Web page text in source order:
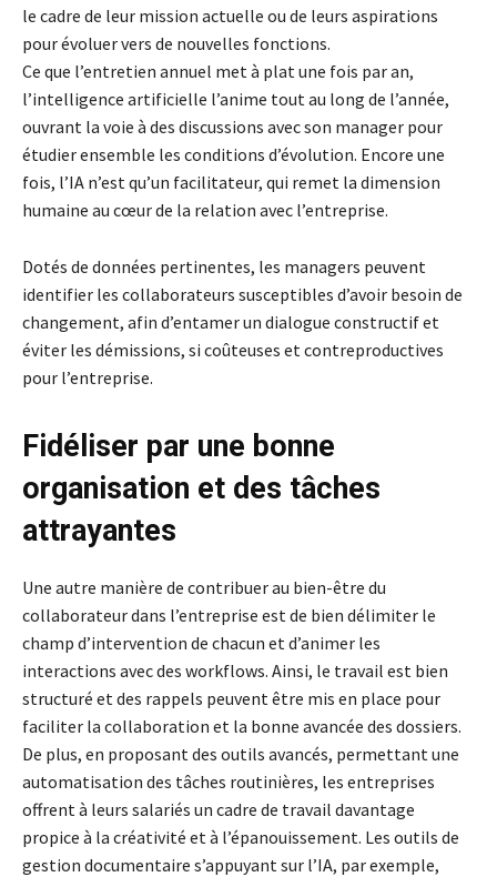
le cadre de leur mission actuelle ou de leurs aspirations
pour évoluer vers de nouvelles fonctions.
Ce que l’entretien annuel met à plat une fois par an,
l’intelligence artificielle l’anime tout au long de l’année,
ouvrant la voie à des discussions avec son manager pour
étudier ensemble les conditions d’évolution. Encore une
fois, l’IA n’est qu’un facilitateur, qui remet la dimension
humaine au cœur de la relation avec l’entreprise.
Dotés de données pertinentes, les managers peuvent
identifier les collaborateurs susceptibles d’avoir besoin de
changement, afin d’entamer un dialogue constructif et
éviter les démissions, si coûteuses et contreproductives
pour l’entreprise.
Fidéliser par une bonne
organisation et des tâches
attrayantes
Une autre manière de contribuer au bien-être du
collaborateur dans l’entreprise est de bien délimiter le
champ d’intervention de chacun et d’animer les
interactions avec des workflows. Ainsi, le travail est bien
structuré et des rappels peuvent être mis en place pour
faciliter la collaboration et la bonne avancée des dossiers.
De plus, en proposant des outils avancés, permettant une
automatisation des tâches routinières, les entreprises
offrent à leurs salariés un cadre de travail davantage
propice à la créativité et à l’épanouissement. Les outils de
gestion documentaire s’appuyant sur l’IA, par exemple,